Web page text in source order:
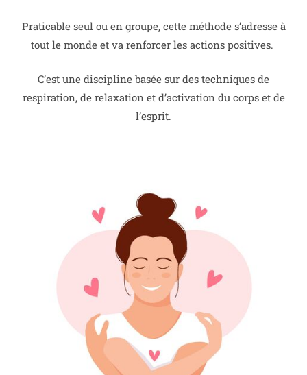
Praticable seul ou en groupe, cette méthode s’adresse à
tout le monde et va renforcer les actions positives.
C’est une discipline basée sur des techniques de
respiration, de relaxation et d’activation du corps et de
l’esprit.